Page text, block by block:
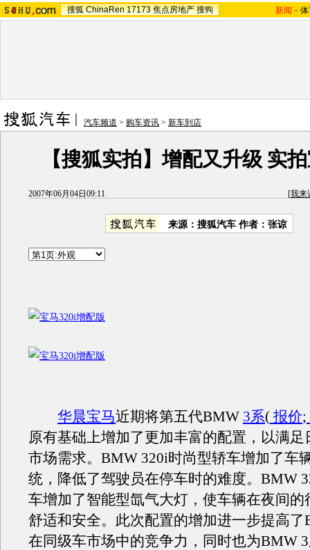
搜狐 ChinaRen 17173 焦点房地产 搜狗 新闻 -
汽车频道 > 购车资讯 > 新车到店
【搜狐实拍】增配又升级 实
2007年06月04日09:11 [我来
来源：搜狐汽车 作者：张谅
华晨宝马近期将第五代BMW 3系( 报价;
原有基础上增加了更加丰富的配置，以满足
市场需求。BMW 320i时尚型轿车增加了车
统，降低了驾驶员在停车时的难度。BMW
车增加了智能型氙气大灯，使车辆在夜间的
舒适和安全。此次配置的增加进一步提高了
在同级车市场中的竞争力，同时也为BMW